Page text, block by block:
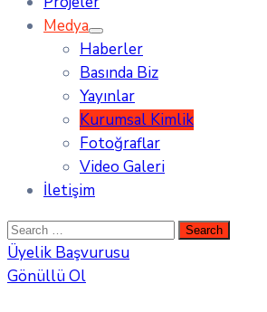
Medya
Haberler
Basında Biz
Yayınlar
Kurumsal Kimlik
Fotoğraflar
Video Galeri
İletişim
Üyelik Başvurusu
Gönüllü Ol